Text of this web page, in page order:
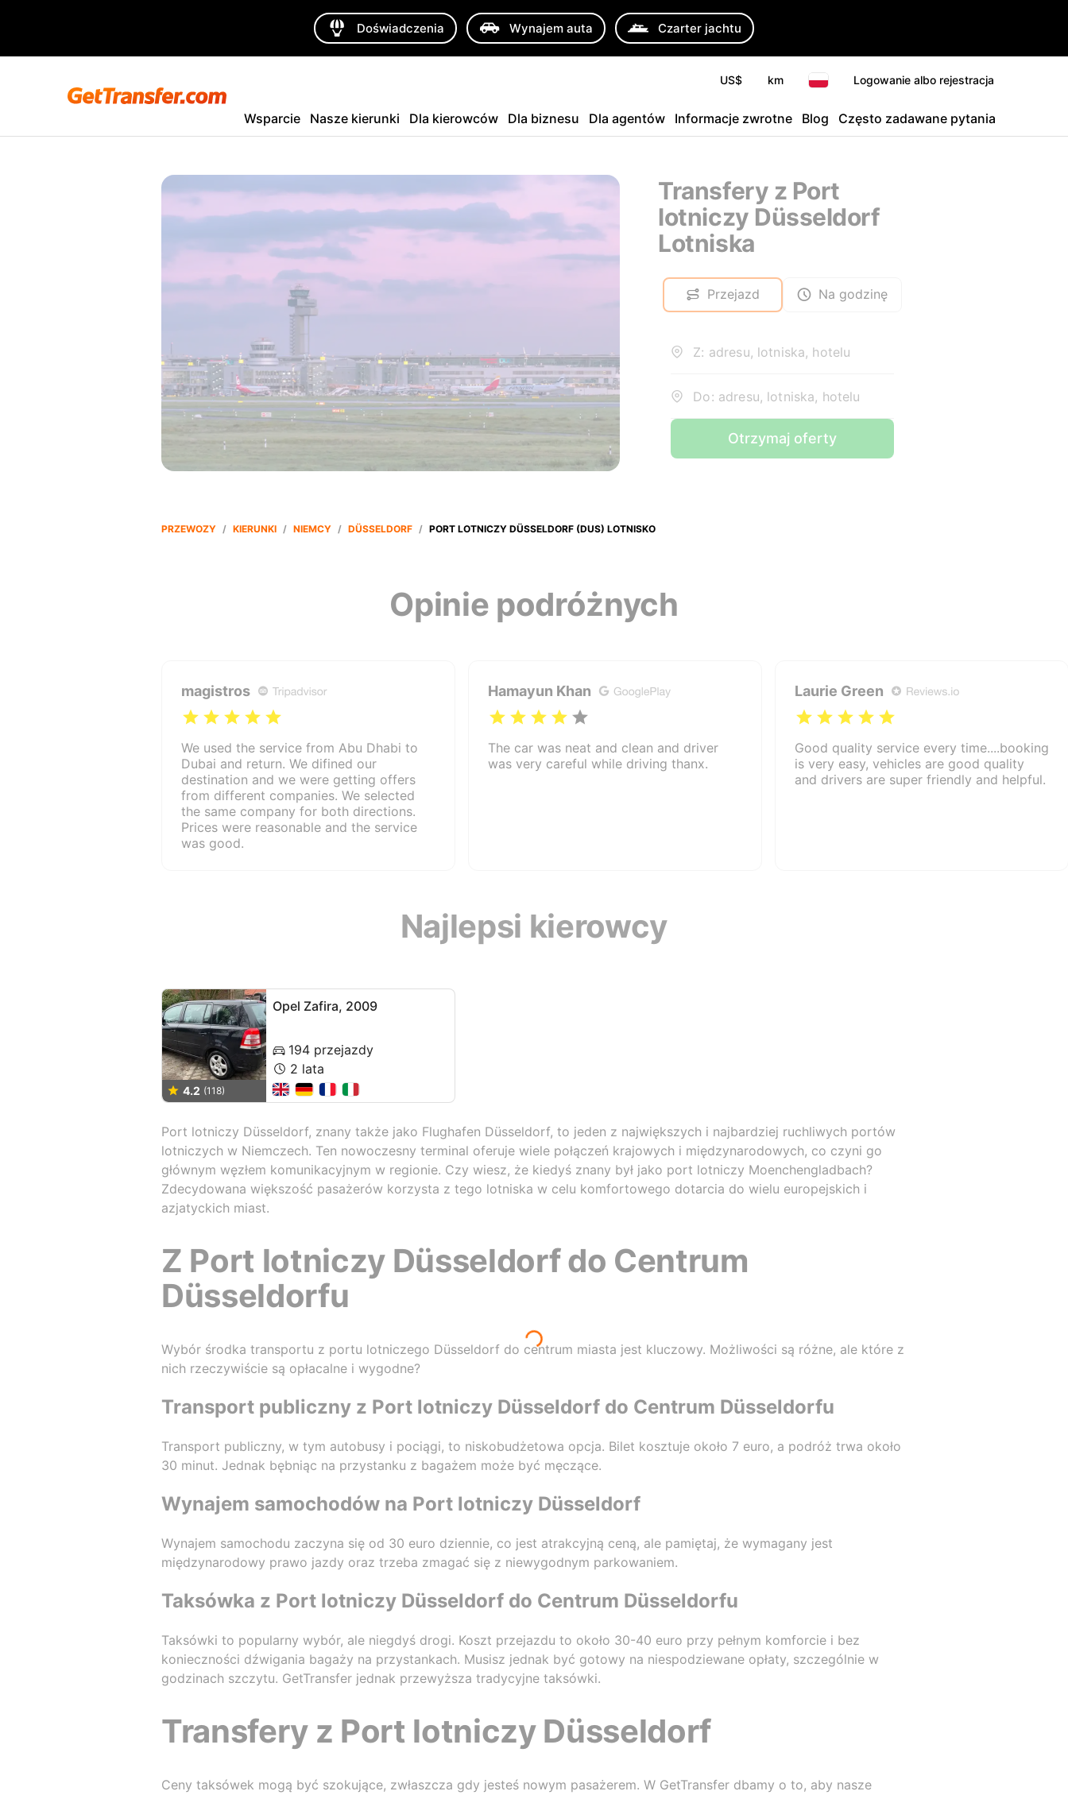
Doświadczenia Wynajem auta Czarter jachtu
US$ km Logowanie albo rejestracja
Wsparcie Nasze kierunki Dla kierowców Dla biznesu Dla agentów Informacje zwrotne Blog Często zadawane pytania
Transfery z Port
lotniczy Düsseldorf
Lotniska
Przejazd Na godzinę
Z: adresu, lotniska, hotelu
Do: adresu, lotniska, hotelu
Otrzymaj oferty
PRZEWOZY / KIERUNKI / NIEMCY / DÜSSELDORF / PORT LOTNICZY DÜSSELDORF (DUS) LOTNISKO
Opinie podróżnych
magistros
We used the service from Abu Dhabi to
Dubai and return. We difined our
destination and we were getting offers
from different companies. We selected
the same company for both directions.
Prices were reasonable and the service
was good.
Hamayun Khan
The car was neat and clean and driver
was very careful while driving thanx.
Laurie Green
Good quality service every time....booking
is very easy, vehicles are good quality
and drivers are super friendly and helpful.
Najlepsi kierowcy
4.2 (118)
Opel Zafira, 2009
194 przejazdy
2 lata
Port lotniczy Düsseldorf, znany także jako Flughafen Düsseldorf, to jeden z największych i najbardziej ruchliwych portów
lotniczych w Niemczech. Ten nowoczesny terminal oferuje wiele połączeń krajowych i międzynarodowych, co czyni go
głównym węzłem komunikacyjnym w regionie. Czy wiesz, że kiedyś znany był jako port lotniczy Moenchengladbach?
Zdecydowana większość pasażerów korzysta z tego lotniska w celu komfortowego dotarcia do wielu europejskich i
azjatyckich miast.
Z Port lotniczy Düsseldorf do Centrum
Düsseldorfu
Wybór środka transportu z portu lotniczego Düsseldorf do centrum miasta jest kluczowy. Możliwości są różne, ale które z
nich rzeczywiście są opłacalne i wygodne?
Transport publiczny z Port lotniczy Düsseldorf do Centrum Düsseldorfu
Transport publiczny, w tym autobusy i pociągi, to niskobudżetowa opcja. Bilet kosztuje około 7 euro, a podróż trwa około
30 minut. Jednak bębniąc na przystanku z bagażem może być męczące.
Wynajem samochodów na Port lotniczy Düsseldorf
Wynajem samochodu zaczyna się od 30 euro dziennie, co jest atrakcyjną ceną, ale pamiętaj, że wymagany jest
międzynarodowy prawo jazdy oraz trzeba zmagać się z niewygodnym parkowaniem.
Taksówka z Port lotniczy Düsseldorf do Centrum Düsseldorfu
Taksówki to popularny wybór, ale niegdyś drogi. Koszt przejazdu to około 30-40 euro przy pełnym komforcie i bez
konieczności dźwigania bagaży na przystankach. Musisz jednak być gotowy na niespodziewane opłaty, szczególnie w
godzinach szczytu. GetTransfer jednak przewyższa tradycyjne taksówki.
Transfery z Port lotniczy Düsseldorf
Ceny taksówek mogą być szokujące, zwłaszcza gdy jesteś nowym pasażerem. W GetTransfer dbamy o to, aby nasze